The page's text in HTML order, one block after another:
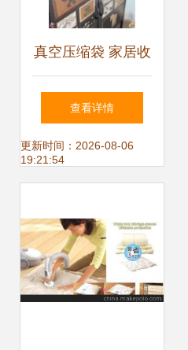
真空压缩袋 家居收
纳的必备神器，你
只需要这一套！
查看详情
更新时间：2026-08-06
19:21:54